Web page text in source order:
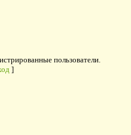
пользователи.
]